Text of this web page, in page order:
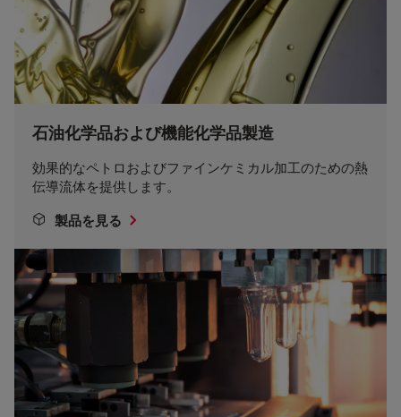
石油化学品および機能化学品製造
効果的なペトロおよびファインケミカル加工のための熱
伝導流体を提供します。
製品を見る